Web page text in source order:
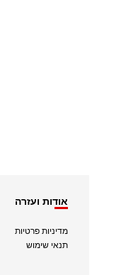
אודות ועזרה
מדיניות פרטיות
תנאי שימוש